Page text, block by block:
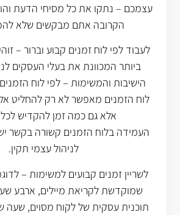
עצמכם – נתקו את כל מסיחי הדעת
הקרובה אתם מבקשים שלא
לעבוד לפי לוח זמנים קבוע וברור –
ביותר המכוונת את בעלי העסקים
הישיבות והמשימות – לפי לוח
לוח הזמנים מאפשר לא רק להחליט
אלא גם כמה זמן להקדיש
העמידה בלוח הזמנים קשורה בקשר
לניהול עצמי תקין.
לשריין זמנים קבועים למשימות –
שמוקדשת לקריאת מיילים, ארבע
תוכנית עסקית של לקוח מסוים,